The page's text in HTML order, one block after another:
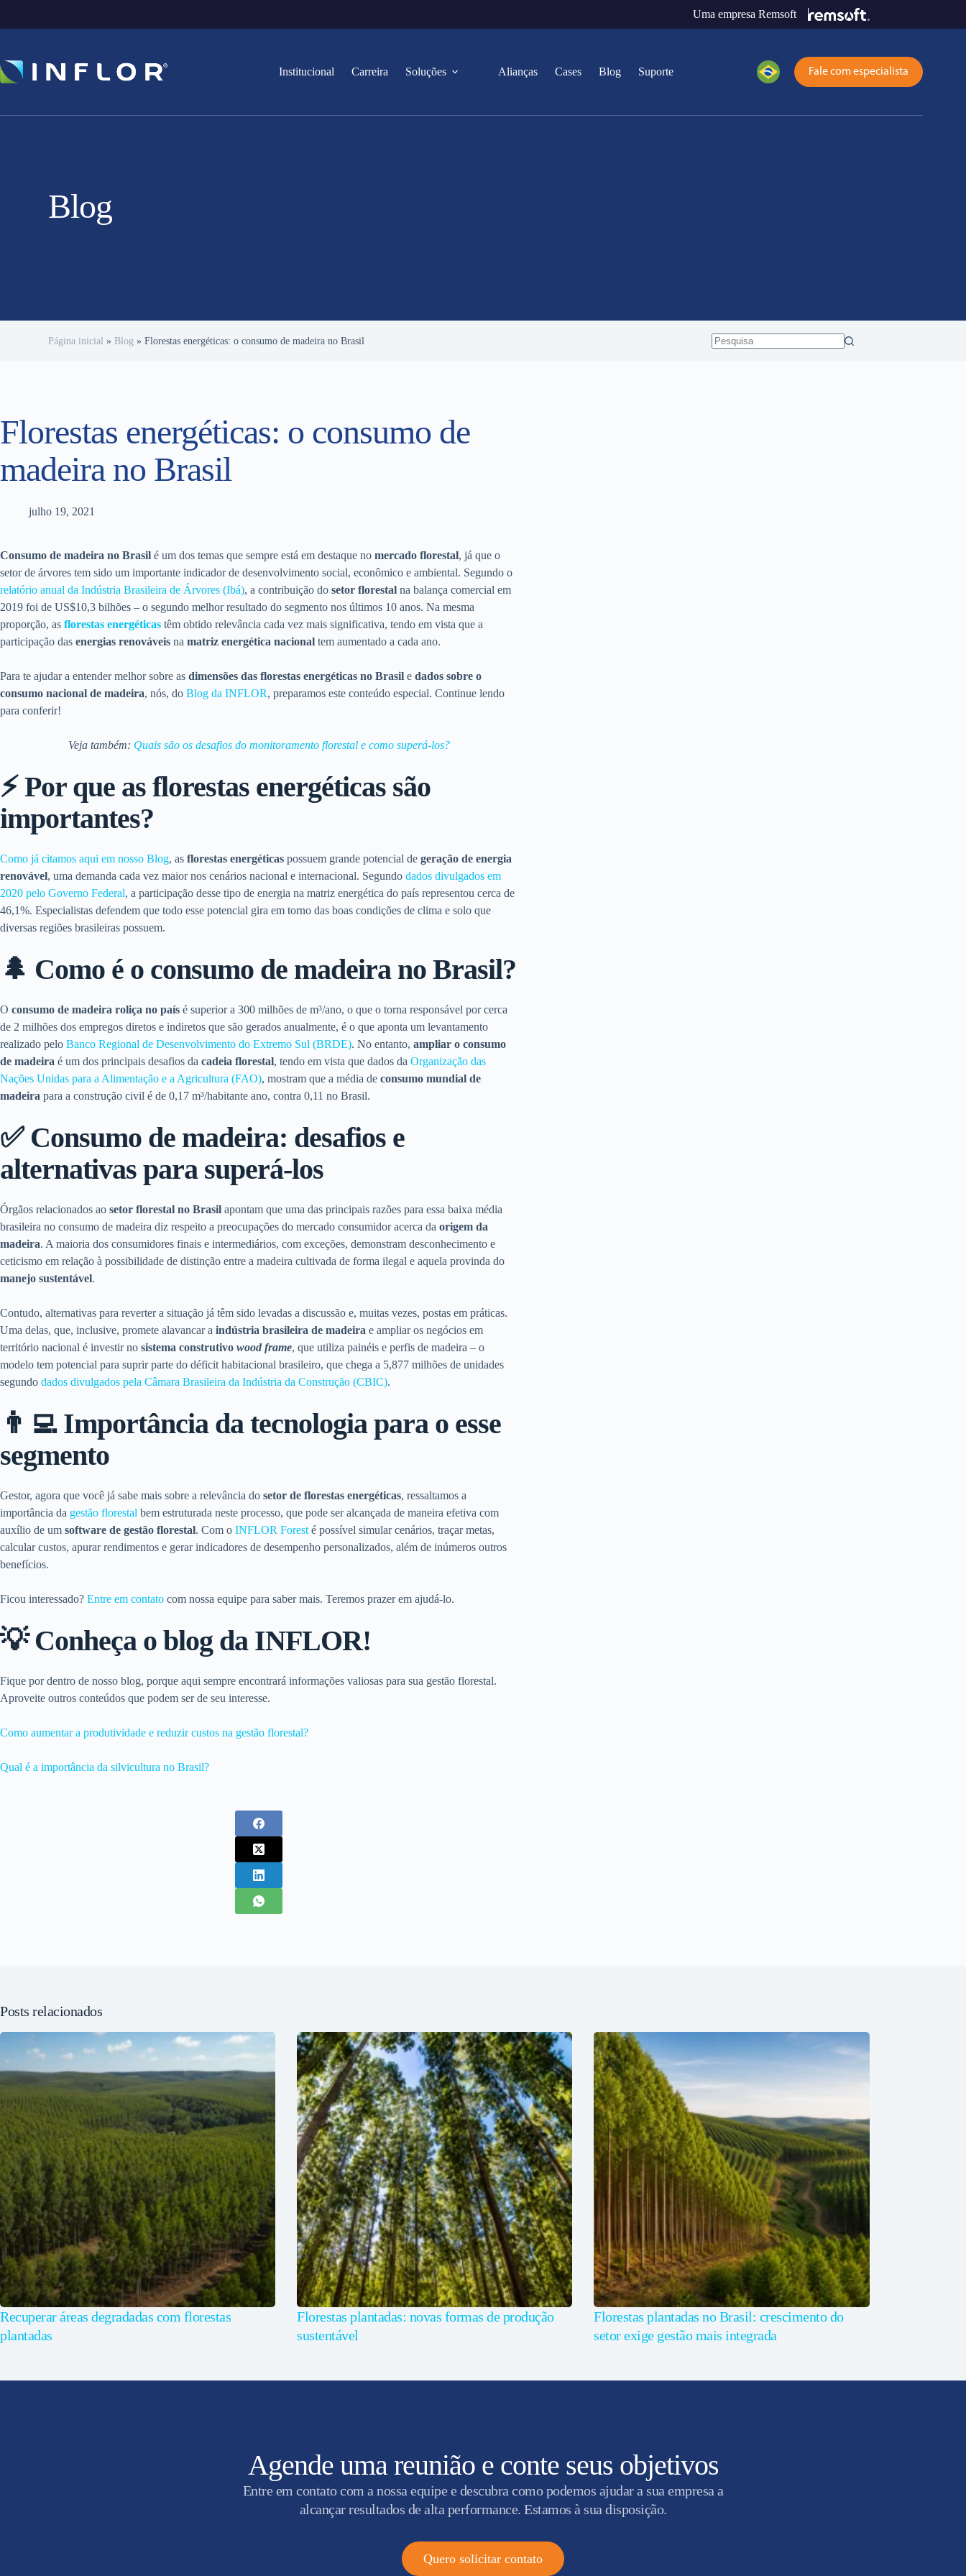
Uma empresa Remsoft
Institucional Carreira Soluções Alianças Cases Blog Suporte Fale com especialista
Blog
Página inicial » Blog »Florestas energéticas: o consumo de madeira no Brasil
Florestas energéticas: o consumo de
madeira no Brasil
julho 19, 2021
Consumo de madeira no Brasil é um dos temas que sempre está em destaque no mercado florestal, já que o
setor de árvores tem sido um importante indicador de desenvolvimento social, econômico e ambiental. Segundo o
relatório anual da Indústria Brasileira de Árvores (Ibá), a contribuição do setor florestal na balança comercial em
2019 foi de US$10,3 bilhões – o segundo melhor resultado do segmento nos últimos 10 anos. Na mesma
proporção, as florestas energéticas têm obtido relevância cada vez mais significativa, tendo em vista que a
participação das energias renováveis na matriz energética nacional tem aumentado a cada ano.
Para te ajudar a entender melhor sobre as dimensões das florestas energéticas no Brasil e dados sobre o
consumo nacional de madeira, nós, do Blog da INFLOR, preparamos este conteúdo especial. Continue lendo
para conferir!
Veja também: Quais são os desafios do monitoramento florestal e como superá-los?
⚡Por que as florestas energéticas são
importantes?
Como já citamos aqui em nosso Blog, as florestas energéticas possuem grande potencial de geração de energia
renovável, uma demanda cada vez maior nos cenários nacional e internacional. Segundo dados divulgados em
2020 pelo Governo Federal, a participação desse tipo de energia na matriz energética do país representou cerca de
46,1%. Especialistas defendem que todo esse potencial gira em torno das boas condições de clima e solo que
diversas regiões brasileiras possuem.
🌲 Como é o consumo de madeira no Brasil?
O consumo de madeira roliça no país é superior a 300 milhões de m³/ano, o que o torna responsável por cerca
de 2 milhões dos empregos diretos e indiretos que são gerados anualmente, é o que aponta um levantamento
realizado pelo Banco Regional de Desenvolvimento do Extremo Sul (BRDE). No entanto, ampliar o consumo
de madeira é um dos principais desafios da cadeia florestal, tendo em vista que dados da Organização das
Nações Unidas para a Alimentação e a Agricultura (FAO), mostram que a média de consumo mundial de
madeira para a construção civil é de 0,17 m³/habitante ano, contra 0,11 no Brasil.
✅ Consumo de madeira: desafios e
alternativas para superá-los
Órgãos relacionados ao setor florestal no Brasil apontam que uma das principais razões para essa baixa média
brasileira no consumo de madeira diz respeito a preocupações do mercado consumidor acerca da origem da
madeira. A maioria dos consumidores finais e intermediários, com exceções, demonstram desconhecimento e
ceticismo em relação à possibilidade de distinção entre a madeira cultivada de forma ilegal e aquela provinda do
manejo sustentável.
Contudo, alternativas para reverter a situação já têm sido levadas a discussão e, muitas vezes, postas em práticas.
Uma delas, que, inclusive, promete alavancar a indústria brasileira de madeira e ampliar os negócios em
território nacional é investir no sistema construtivo wood frame, que utiliza painéis e perfis de madeira – o
modelo tem potencial para suprir parte do déficit habitacional brasileiro, que chega a 5,877 milhões de unidades
segundo dados divulgados pela Câmara Brasileira da Indústria da Construção (CBIC).
👨‍💻 Importância da tecnologia para o esse
segmento
Gestor, agora que você já sabe mais sobre a relevância do setor de florestas energéticas, ressaltamos a
importância da gestão florestal bem estruturada neste processo, que pode ser alcançada de maneira efetiva com
auxílio de um software de gestão florestal. Com o INFLOR Forest é possível simular cenários, traçar metas,
calcular custos, apurar rendimentos e gerar indicadores de desempenho personalizados, além de inúmeros outros
benefícios.
Ficou interessado? Entre em contato com nossa equipe para saber mais. Teremos prazer em ajudá-lo.
💡 Conheça o blog da INFLOR!
Fique por dentro de nosso blog, porque aqui sempre encontrará informações valiosas para sua gestão florestal.
Aproveite outros conteúdos que podem ser de seu interesse.
Como aumentar a produtividade e reduzir custos na gestão florestal?
Qual é a importância da silvicultura no Brasil?
Posts relacionados
Recuperar áreas degradadas com florestas
plantadas
Florestas plantadas: novas formas de produção
sustentável
Florestas plantadas no Brasil: crescimento do
setor exige gestão mais integrada
Agende uma reunião e conte seus objetivos
Entre em contato com a nossa equipe e descubra como podemos ajudar a sua empresa a
alcançar resultados de alta performance. Estamos à sua disposição.
Quero solicitar contato